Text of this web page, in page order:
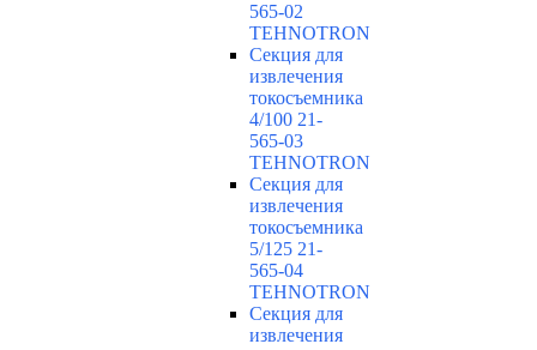
565-02
TEHNOTRON
Секция для
извлечения
токосъемника
4/100 21-
565-03
TEHNOTRON
Секция для
извлечения
токосъемника
5/125 21-
565-04
TEHNOTRON
Секция для
извлечения